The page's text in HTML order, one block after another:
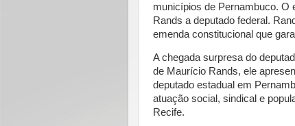
municípios de Pernambuco. O
Rands a deputado federal.
emenda constitucional que
A chegada surpresa do
de Maurício Rands, ele
deputado estadual em
atuação social, sindical e
Recife.